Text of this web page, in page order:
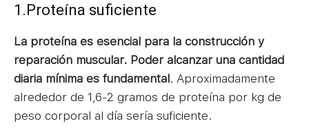
1.Proteína suficiente
La proteína es esencial para la construcción y
reparación muscular. Poder alcanzar una cantidad
diaria mínima es fundamental. Aproximadamente
alrededor de 1,6-2 gramos de proteína por kg de
peso corporal al día sería suficiente.